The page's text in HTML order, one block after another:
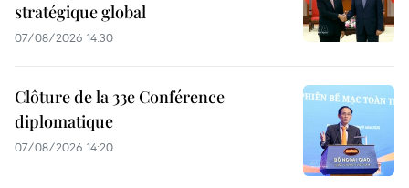
stratégique global
07/08/2026 14:30
Clôture de la 33e Conférence
diplomatique
07/08/2026 14:20